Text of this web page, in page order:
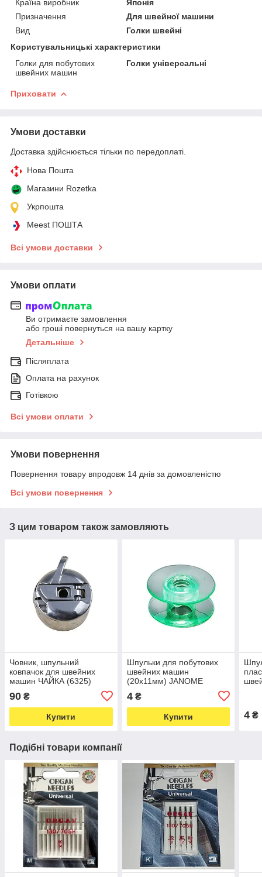
Країна виробник
Японія
Призначення
Для швейної машини
Вид
Голки швейні
Користувальницькі характеристики
Голки для побутових
швейних машин
Голки універсальні
Приховати
Умови доставки
Доставка здійснюється тільки по передоплаті.
Нова Пошта
Магазини Rozetka
Укрпошта
Meest ПОШТА
Всі умови доставки
Умови оплати
Ви отримаєте замовлення
або гроші повернуться на вашу картку
Детальніше
Післяплата
Оплата на рахунок
Готівкою
Всі умови оплати
Умови повернення
Повернення товару впродовж 14 днів за домовленістю
Всі умови повернення
З цим товаром також замовляють
Човник, шпульний
ковпачок для швейних
машин ЧАЙКА (6325)
90 ₴
Купити
Шпульки для побутових
швейних машин
(20х11мм) JANOME
пластикові асорті (5895)
4₴
Купити 4 ₴
Подібні товари компанії